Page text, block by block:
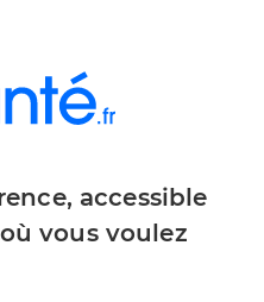
accessible
vous voulez